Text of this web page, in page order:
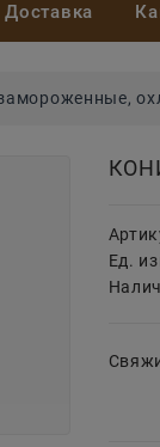
Доставка
Ед.